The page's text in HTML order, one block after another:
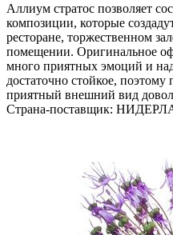
Аллиум стратос позволяет
композиции, которые
ресторане, торжественном
помещении. Оригинальное
много приятных эмоций и
достаточно стойкое,
приятный внешний вид
Страна-поставщик: